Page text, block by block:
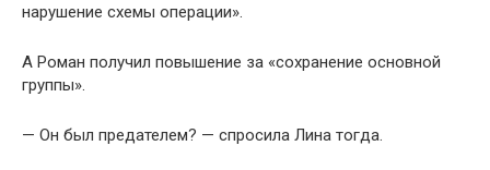
нарушение схемы операции».
А Роман получил повышение за «сохранение основной
группы».
— Он был предателем? — спросила Лина тогда.